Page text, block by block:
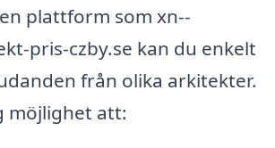
plattform som xn--
pris-czby.se kan du enkelt
från olika arkitekter.
möjlighet att: